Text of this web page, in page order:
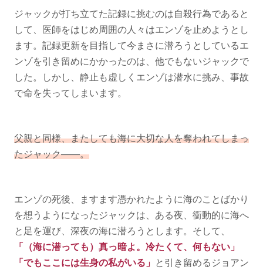
ジャックが打ち立てた記録に挑むのは自殺行為であると
して、医師をはじめ周囲の人々はエンゾを止めようとし
ます。記録更新を目指して今まさに潜ろうとしているエ
ンゾを引き留めにかかったのは、他でもないジャックで
した。しかし、静止も虚しくエンゾは潜水に挑み、事故
で命を失ってしまいます。
父親と同様、またしても海に大切な人を奪われてしまっ
たジャック——。
エンゾの死後、ますます憑かれたように海のことばかり
を想うようになったジャックは、ある夜、衝動的に海へ
と足を運び、深夜の海に潜ろうとします。そして、
「（海に潜っても）真っ暗よ。冷たくて、何もない」
「でもここには生身の私がいる」 と引き留めるジョアン